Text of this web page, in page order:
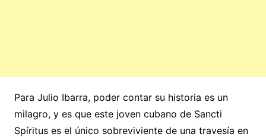
Para Julio Ibarra, poder contar su historia es un
milagro, y es que este joven cubano de Sancti
Spíritus es el único sobreviviente de una travesía en